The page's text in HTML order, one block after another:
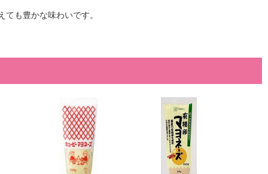
も豊かな味わいです。